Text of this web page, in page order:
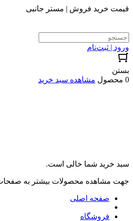
قیمت خرید فروش | مستر جانبی
ورود | ثبت‌نام
بستن
0 محصول
مشاهده سبد خرید
سبد خرید شما خالی است.
جهت مشاهده محصولات بیشتر به صفحات
صفحه اصلی
فروشگاه